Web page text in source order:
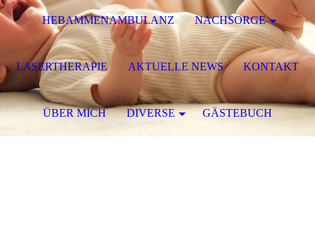
HEBAMMENAMBULANZ NACHSORGE
LASERTHERAPIE AKTUELLE NEWS KONTAKT
ÜBER MICH DIVERSE GÄSTEBUCH